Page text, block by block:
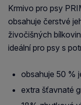
Krmivo pro psy
obsahuje čerstvé
živočišných
ideální pro psy s
obsahuje 50 %
extra šťavnaté